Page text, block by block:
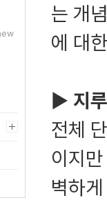
는 개
에 대
▶ 지
전체
이지
벽하